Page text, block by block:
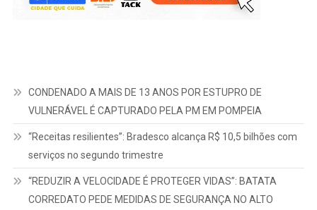
CONDENADO A MAIS DE 13 ANOS POR ESTUPRO DE
VULNERÁVEL É CAPTURADO PELA PM EM POMPEIA
“Receitas resilientes”: Bradesco alcança R$ 10,5 bilhões com
serviços no segundo trimestre
“REDUZIR A VELOCIDADE É PROTEGER VIDAS”: BATATA
CORREDATO PEDE MEDIDAS DE SEGURANÇA NO ALTO